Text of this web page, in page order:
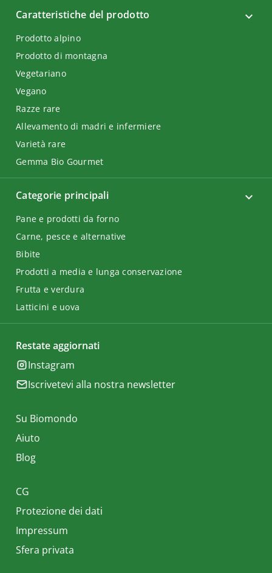
Categorie principali
Pane e prodotti da forno
Carne, pesce e alternative
Bibite
Prodotti a media e lunga conservazione
Frutta e verdura
Latticini e uova
Caratteristiche del prodotto
Prodotto alpino
Prodotto di montagna
Vegetariano
Vegano
Razze rare
Allevamento di madri e infermiere
Varietà rare
Gemma Bio Gourmet
Restate aggiornati
Instagram
Iscrivetevi alla nostra newsletter
Su Biomondo
Aiuto
Blog
CG
Protezione dei dati
Impressum
Sfera privata